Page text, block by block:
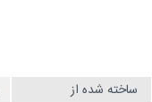
ساخته شده از